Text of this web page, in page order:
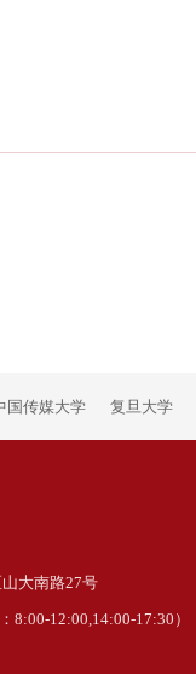
国传媒大学 复旦大学
大南路27号
：8:00-12:00,14:00-17:30 ）